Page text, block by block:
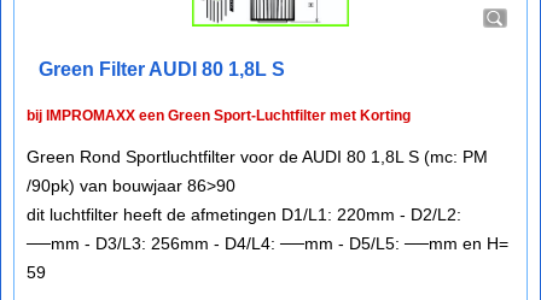
Green Filter AUDI 80 1,8L S
bij IMPROMAXX een Green Sport-Luchtfilter met Korting
Green Rond Sportluchtfilter voor de AUDI 80 1,8L S (mc: PM
/90pk) van bouwjaar 86>90
dit luchtfilter heeft de afmetingen D1/L1: 220mm - D2/L2:
──mm - D3/L3: 256mm - D4/L4: ──mm - D5/L5: ──mm en H=
59